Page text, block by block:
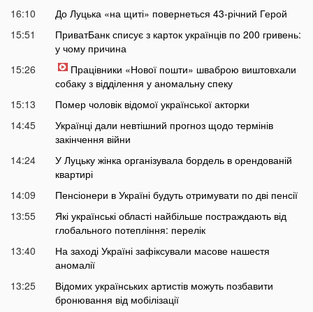
16:10
До Луцька «на щиті» повернеться 43-річний Герой
15:51
ПриватБанк списує з карток українців по 200 гривень:
у чому причина
15:26
Працівники «Нової пошти» шваброю виштовхали
собаку з відділення у аномальну спеку
15:13
Помер чоловік відомої української акторки
14:45
Українці дали невтішний прогноз щодо термінів
закінчення війни
14:24
У Луцьку жінка організувала бордель в орендованій
квартирі
14:09
Пенсіонери в Україні будуть отримувати по дві пенсії
13:55
Які українські області найбільше постраждають від
глобального потепління: перелік
13:40
На заході Україні зафіксували масове нашестя
аномалії
13:25
Відомих українських артистів можуть позбавити
бронювання від мобілізації